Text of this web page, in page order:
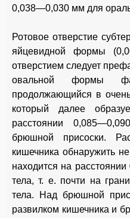
0,038—0,030 мм для
Ротовое отверстие
яйцевидной формы
отверстием следует
овальной формы
продолжающийся в
который далее
расстоянии
брюшной присоски.
кишечника обнаружить
находится на
тела, т. е. почти на
тела. Над брюшной
развилком кишечника и